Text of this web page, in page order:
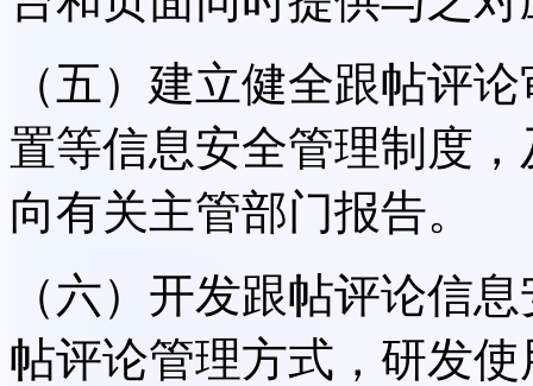
（五）建立健全跟帖评
置等信息安全管理制度
向有关主管部门报告。
（六）开发跟帖评论信
帖评论管理方式，研发